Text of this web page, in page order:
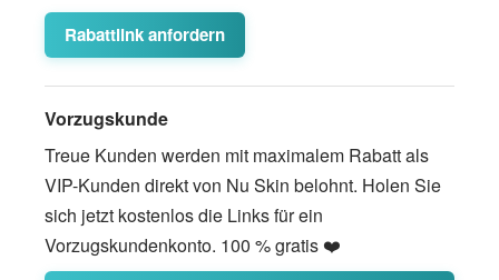
Rabattlink anfordern
Vorzugskunde
Treue Kunden werden mit maximalem Rabatt als
VIP-Kunden direkt von Nu Skin belohnt. Holen Sie
sich jetzt kostenlos die Links für ein
Vorzugskundenkonto. 100 % gratis ❤️